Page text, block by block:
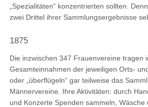
„Spezialitäten“ konzentrierten sollten.
zwei Drittel ihrer Sammlungsergebnisse
1875
Die inzwischen 347 Frauenvereine tragen
Gesamteinnahmen der jeweiligen Orts-
oder „überflügeln“ gar teilweise das
Männervereine. Ihre Aktivitäten: durch
und Konzerte Spenden sammeln, Wäsche